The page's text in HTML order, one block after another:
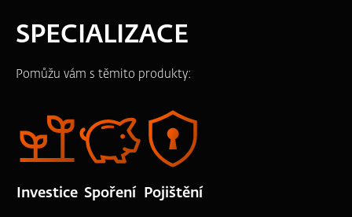
SPECIALIZACE
Pomůžu vám s těmito produkty:
Investice Spoření Pojištění